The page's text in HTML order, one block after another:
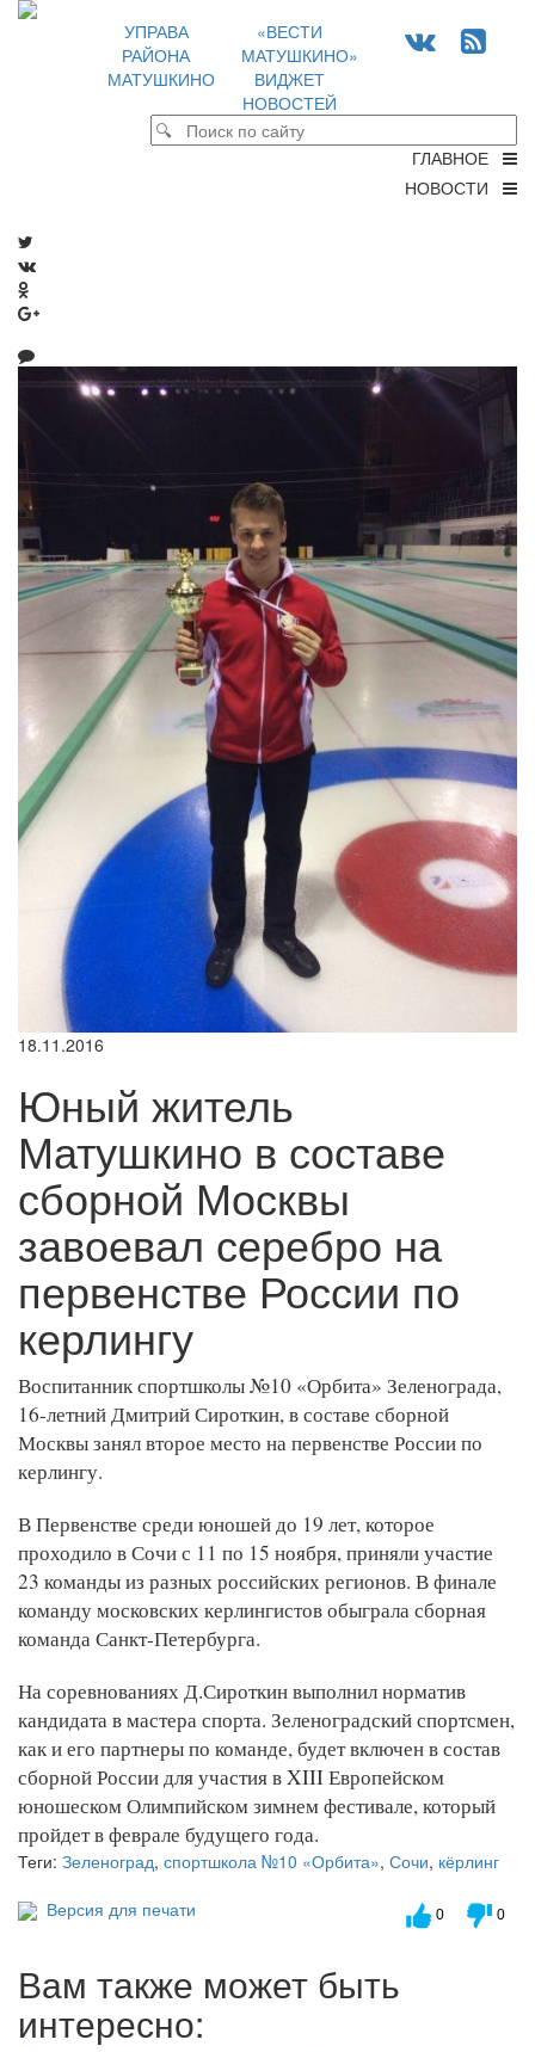
УПРАВА
РАЙОНА
МАТУШКИНО
«ВЕСТИ
МАТУШКИНО»
ВИДЖЕТ
НОВОСТЕЙ
ГЛАВНОЕ
НОВОСТИ
18.11.2016
Юный житель
Матушкино в составе
сборной Москвы
завоевал серебро на
первенстве России по
керлингу
Воспитанник спортшколы №10 «Орбита» Зеленограда,
16-летний Дмитрий Сироткин, в составе сборной
Москвы занял второе место на первенстве России по
керлингу.
В Первенстве среди юношей до 19 лет, которое
проходило в Сочи с 11 по 15 ноября, приняли участие
23 команды из разных российских регионов. В финале
команду московских керлингистов обыграла сборная
команда Санкт-Петербурга.
На соревнованиях Д.Сироткин выполнил норматив
кандидата в мастера спорта. Зеленоградский спортсмен,
как и его партнеры по команде, будет включен в состав
сборной России для участия в XIII Европейском
юношеском Олимпийском зимнем фестивале, который
пройдет в феврале будущего года.
Теги: Зеленоград, спортшкола №10 «Орбита», Сочи, кёрлинг
Версия для печати
0 0
Вам также может быть
интересно: